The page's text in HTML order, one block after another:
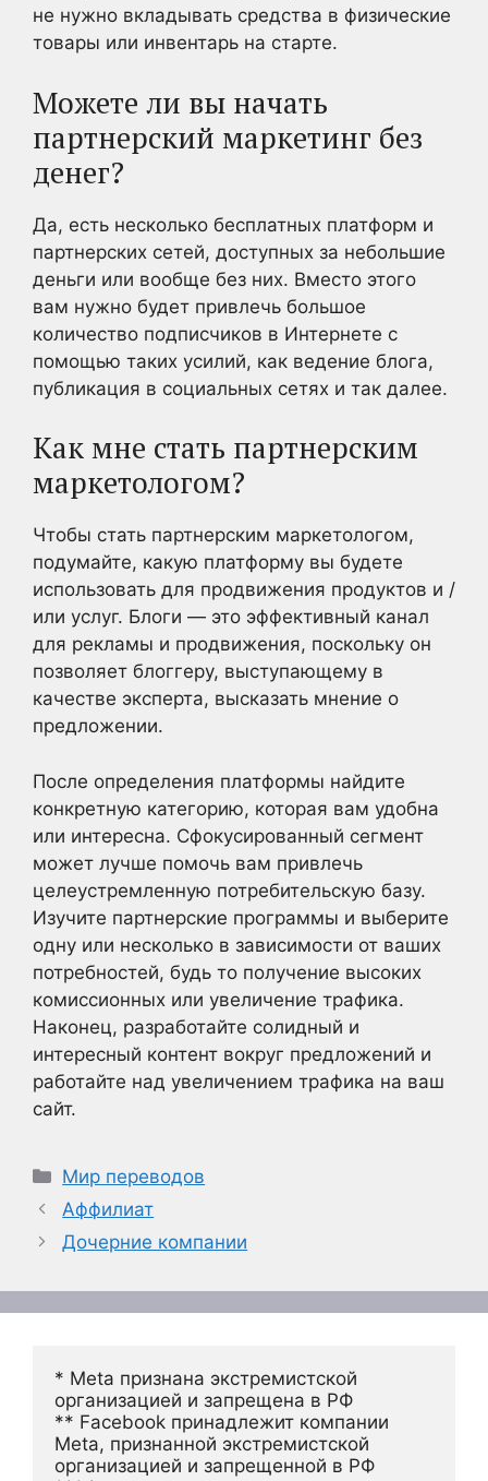
не нужно вкладывать средства в физические
товары или инвентарь на старте.
Можете ли вы начать
партнерский маркетинг без
денег?
Да, есть несколько бесплатных платформ и
партнерских сетей, доступных за небольшие
деньги или вообще без них. Вместо этого
вам нужно будет привлечь большое
количество подписчиков в Интернете с
помощью таких усилий, как ведение блога,
публикация в социальных сетях и так далее.
Как мне стать партнерским
маркетологом?
Чтобы стать партнерским маркетологом,
подумайте, какую платформу вы будете
использовать для продвижения продуктов и /
или услуг. Блоги — это эффективный канал
для рекламы и продвижения, поскольку он
позволяет блоггеру, выступающему в
качестве эксперта, высказать мнение о
предложении.
После определения платформы найдите
конкретную категорию, которая вам удобна
или интересна. Сфокусированный сегмент
может лучше помочь вам привлечь
целеустремленную потребительскую базу.
Изучите партнерские программы и выберите
одну или несколько в зависимости от ваших
потребностей, будь то получение высоких
комиссионных или увеличение трафика.
Наконец, разработайте солидный и
интересный контент вокруг предложений и
работайте над увеличением трафика на ваш
сайт.
Рубрики
Мир переводов
Аффилиат
Дочерние компании
* Meta признана экстремистской
организацией и запрещена в РФ
** Facebook принадлежит компании
Meta, признанной экстремистской
организацией и запрещенной в РФ